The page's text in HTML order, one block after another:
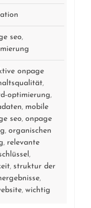
seo,
onpage
,
optimierung,
, mobile
seo, onpage
, organischen
, relevante
,
, struktur der
,
, wichtig